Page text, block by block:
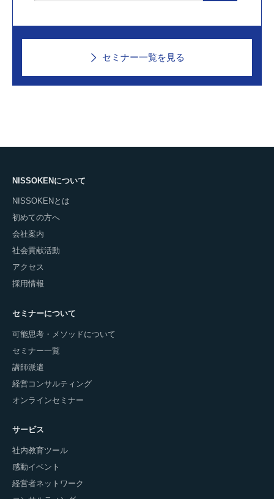
セミナー一覧を見る
NISSOKENについて
NISSOKENとは
初めての方へ
会社案内
社会貢献活動
アクセス
採用情報
セミナーについて
可能思考・メソッドについて
セミナー一覧
講師派遣
経営コンサルティング
オンラインセミナー
サービス
社内教育ツール
感動イベント
経営者ネットワーク